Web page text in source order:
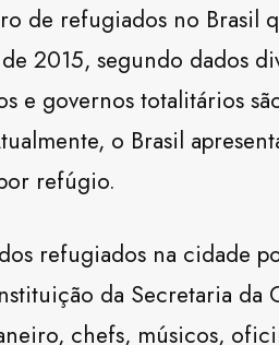
de refugiados no Brasil
2015, segundo dados
e governos totalitários
o Brasil
refúgio.
refugiados na cidade
da Secretaria da
chefs, músicos,